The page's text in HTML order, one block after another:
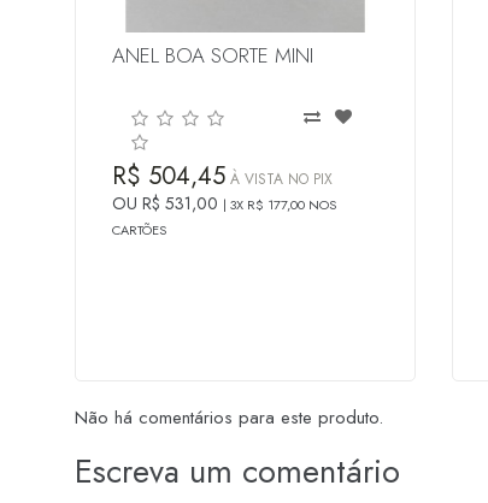
ANEL BOA SORTE MINI
R$ 504,45 À VISTA NO PIX
OU R$ 531,00
3X R$ 177,00 NOS
CARTÕES
Não há comentários para este produto.
Escreva um comentário